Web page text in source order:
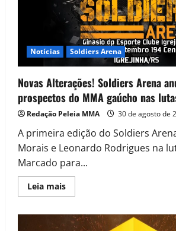
Notícias Soldiers Arena
Novas Alterações! Soldiers Arena
prospectos do MMA gaúcho nas
Redação Peleia MMA 30 de agosto de
A primeira edição do Soldiers
Morais e Leonardo Rodrigues na
Marcado para...
Leia mais